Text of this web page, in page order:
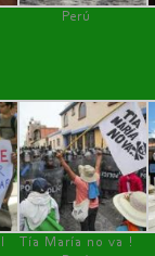
Perú
Tía María no va !